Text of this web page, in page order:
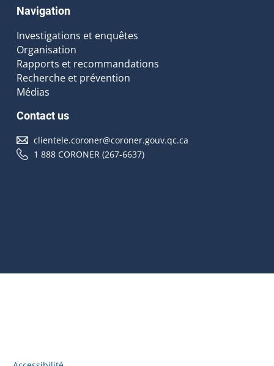
Navigation
Investigations et enquêtes
Organisation
Rapports et recommandations
Recherche et prévention
Médias
Contact us
clientele.coroner@coroner.gouv.qc.ca
1 888 CORONER (267-6637)